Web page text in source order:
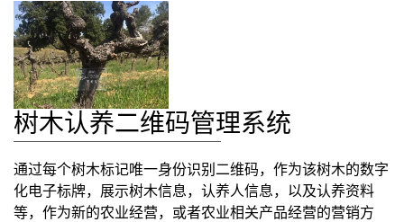
树木认养二维码管理系统
通过每个树木标记唯一身份识别二维码，作为该树木的数字
化电子标牌，展示树木信息，认养人信息，以及认养资料
等，作为新的农业经营，或者农业相关产品经营的营销方